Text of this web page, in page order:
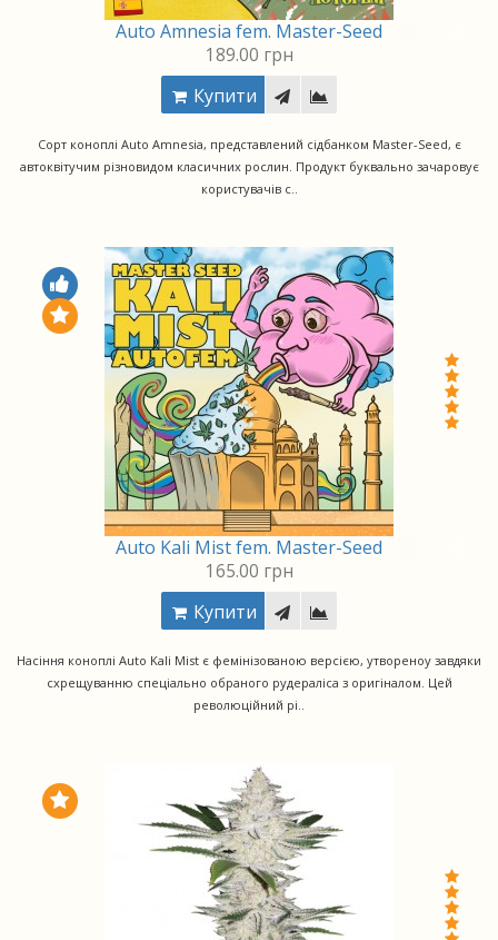
Auto Amnesia fem. Master-Seed
189.00 грн
Купити
Сорт коноплі Auto Amnesia, представлений сідбанком Master-Seed, є
автоквітучим різновидом класичних рослин. Продукт буквально зачаровує
користувачів с..
Auto Kali Mist fem. Master-Seed
165.00 грн
Купити
Насіння коноплі Auto Kali Mist є фемінізованою версією, утвореноу завдяки
схрещуванню спеціально обраного рудераліса з оригіналом. Цей
революційний рі..